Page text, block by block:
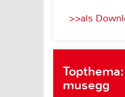
>>als
musegg